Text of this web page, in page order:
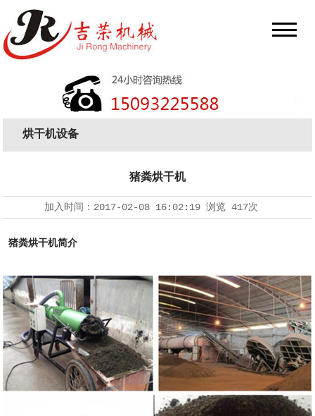
烘干机设备
猪粪烘干机
加入时间： 2017-02-08 16:02:19浏览 417次
猪粪烘干机简介